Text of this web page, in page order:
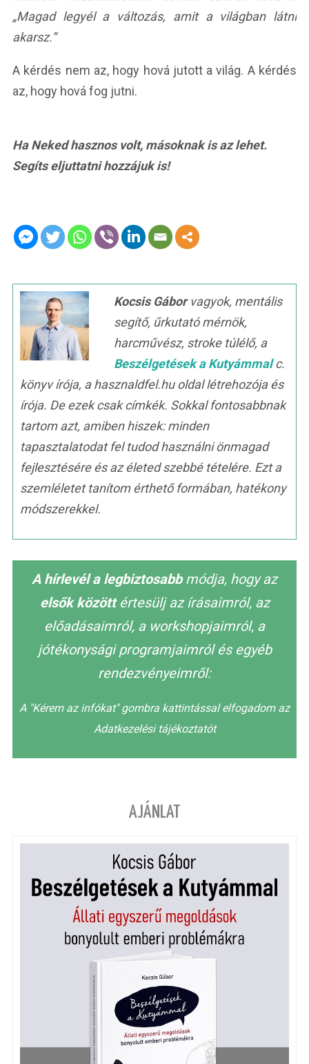
„Magad legyél a változás, amit a világban látni
akarsz.”
A kérdés nem az, hogy hová jutott a világ. A kérdés
az, hogy hová fog jutni.
Ha Neked hasznos volt, másoknak is az lehet.
Segíts eljuttatni hozzájuk is!
Kocsis Gáborvagyok, mentális
segítő, űrkutató mérnök,
harcművész, stroke túlélő, a
Beszélgetések a Kutyámmalc.
könyv írója, a hasznaldfel.hu oldal létrehozója és
írója. De ezek csak címkék. Sokkal fontosabbnak
tartom azt, amiben hiszek: minden
tapasztalatodat fel tudod használni önmagad
fejlesztésére és az életed szebbé tételére. Ezt a
szemléletet tanítom érthető formában, hatékony
módszerekkel.
A hírlevél a legbiztosabbmódja, hogy az
elsők közöttértesülj az írásaimról, az
előadásaimról, a workshopjaimról, a
jótékonysági programjaimról és egyéb
rendezvényeimről:
A "Kérem az infókat" gombra kattintással elfogadom az
Adatkezelési tájékoztatót
AJÁNLAT